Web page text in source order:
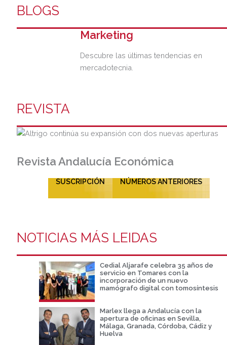
BLOGS
Marketing
Descubre las últimas tendencias en
mercadotecnia.
REVISTA
Revista Andalucía Económica
SUSCRIPCIÓN NÚMEROS ANTERIORES
NOTICIAS MÁS LEIDAS
Cedial Aljarafe celebra 35 años de
servicio en Tomares con la
incorporación de un nuevo
mamógrafo digital con tomosíntesis
Marlex llega a Andalucía con la
apertura de oficinas en Sevilla,
Málaga, Granada, Córdoba, Cádiz y
Huelva